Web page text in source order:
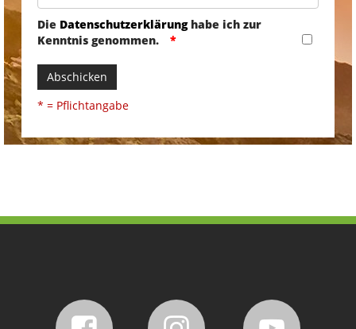
Die Datenschutzerklärunghabe ich zur
Kenntnis genommen.
Abschicken
* = Pflichtangabe